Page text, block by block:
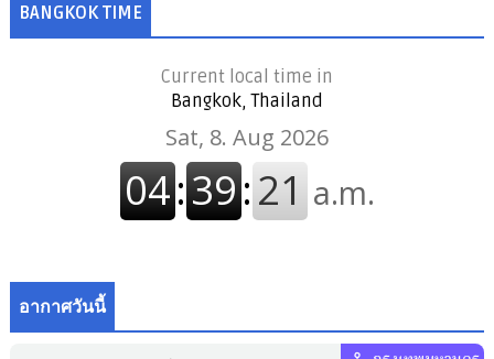
BANGKOK TIME
Current local time in
Bangkok, Thailand
อากาศวันนี้